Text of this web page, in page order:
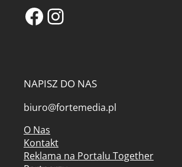
Facebook
Instagram
NAPISZ DO NAS
biuro@fortemedia.pl
O Nas
Kontakt
Reklama na Portalu Together